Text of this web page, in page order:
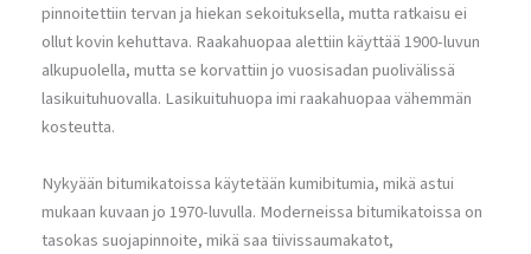
pinnoitettiin tervan ja hiekan sekoituksella, mutta ratkaisu ei
ollut kovin kehuttava. Raakahuopaa alettiin käyttää 1900-luvun
alkupuolella, mutta se korvattiin jo vuosisadan puolivälissä
lasikuituhuovalla. Lasikuituhuopa imi raakahuopaa vähemmän
kosteutta.
Nykyään bitumikatoissa käytetään kumibitumia, mikä astui
mukaan kuvaan jo 1970-luvulla. Moderneissa bitumikatoissa on
tasokas suojapinnoite, mikä saa tiivissaumakatot,